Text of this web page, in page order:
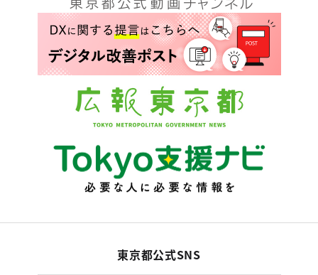
東京都公式SNS